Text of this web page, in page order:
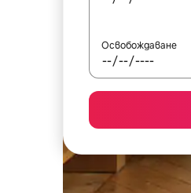
Освобождаване